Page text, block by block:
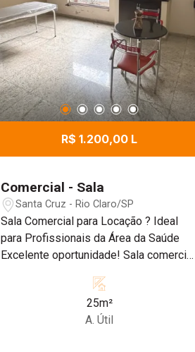
R$ 1.200,00 L
Comercial - Sala
Santa Cruz - Rio Claro/SP
Sala Comercial para Locação ? Ideal
para Profissionais da Área da Saúde
Excelente oportunidade! Sala comercial
estratégico, com fácil acesso. O
espaço conta com ar-condicionado,
mesa em mármore, pia instalada e
25m²
A. Útil